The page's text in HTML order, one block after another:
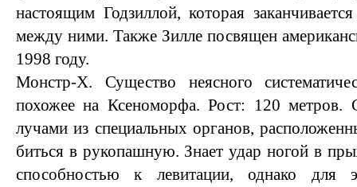
настоящим Годзиллой, которая
между ними. Также Зилле посвящен
1998 году.
Монстр-Х. Существо неясного
похожее на Ксеноморфа. Рост: 120 метров.
лучами из специальных органов,
биться в рукопашную. Знает удар ногой в
способностью к левитации, однако для